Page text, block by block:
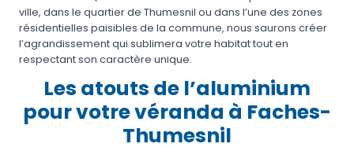
ville, dans le quartier de Thumesnil ou dans l’une des zones
résidentielles paisibles de la commune, nous saurons créer
l’agrandissement qui sublimera votre habitat tout en
respectant son caractère unique.
Les atouts de l’aluminium
pour votre véranda à Faches-
Thumesnil